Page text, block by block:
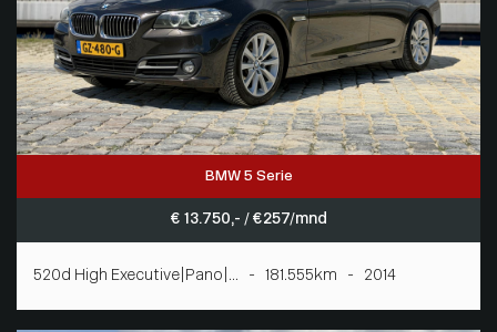
BMW 5 Serie
€ 13.750,- / € 257/mnd
520d High Executive|Pano|... - 181.555km - 2014